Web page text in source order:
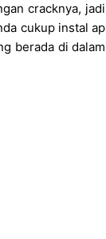
cracknya,
cukup instal
berada di